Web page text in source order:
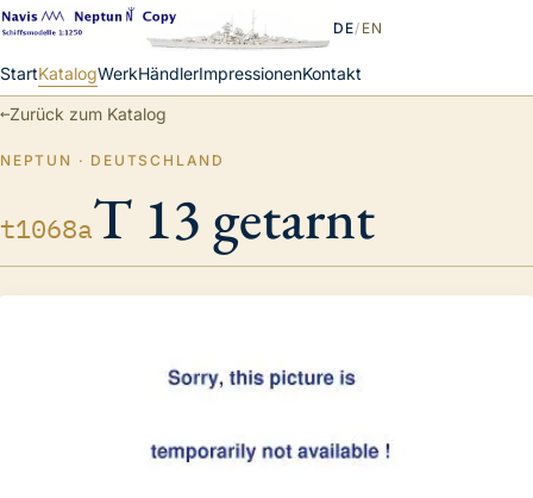
StartKatalogWerkHändlerImpressionenKontakt
DE/ EN
←Zurück zum Katalog
NEPTUN · DEUTSCHLAND
t1068aT 13 getarnt